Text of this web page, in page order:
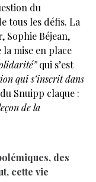
du
tous les défis. La
Sophie Béjean,
mise en place
qui s’est
qui s’inscrit dans
Snuipp claque :
de la
des
cette vie